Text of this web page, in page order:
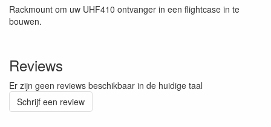
Rackmount om uw UHF410 ontvanger in een flightcase in te
bouwen.
Reviews
Er zijn geen reviews beschikbaar in de huidige taal
Schrijf een review